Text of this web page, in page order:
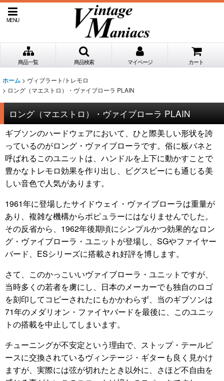
MENU
商品一覧 商品検索 マイページ カート
ホーム > ヴィブラート/トレモロ
> ロング（マエストロ）・ヴァイブローラ PLAIN
ロング（マエストロ）・ヴァイブローラ PLAIN
ギブソンのハードウェアにおいて、ひと際美しい形状を誇
っているのがロング・ヴァイブローラです。俗に板バネと
呼ばれるこのユニットは、ハンドルを上下に動かすことで
豊かなトレモロ効果を作り出し、ビグスビーにも通じる美
しい音色で人気があります。
1961年に登場したサイドウェイ・ヴァイブローラは重量が
あり、複雑な機構からポピュラーにはなりませんでした。
その反省から、1962年後期頃にシンプルかつ効果的なロン
グ・ヴァイブローラ・ユニットが登場し、SGやファイヤー
バード、ESシリーズに搭載され好評を博します。
さて、このかっこいいヴァイブローラ・ユニットですが、
当時多くの若者を虜にし、日本のメーカーでも独自のロゴ
を刻印してコピーされたにもかかわらず、当のギブソンは
71年のメダリオン・ファイヤバードを最後に、このユニッ
トの搭載を中止してしまいます。
チューニングが不安定という理由で、ストップ・テールピ
ースに交換されているヴィンテージ・ギターも良く見かけ
ますが、実際には弦が切れたとき以外に、さほど不自由を